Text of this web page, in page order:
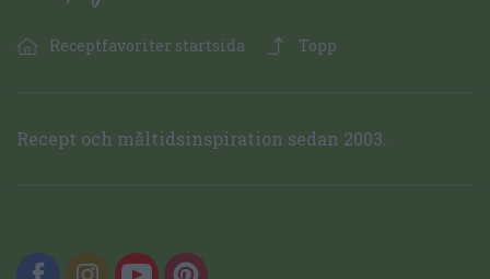
Receptfavoriter startsida Topp
Recept och måltidsinspiration sedan 2003.